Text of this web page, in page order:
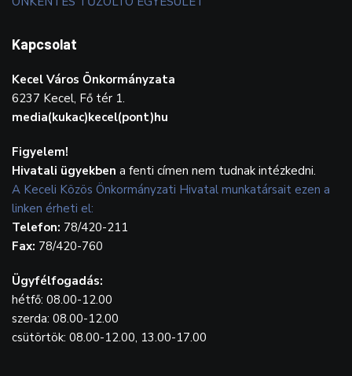
Kapcsolat
Kecel Város Önkormányzata
6237 Kecel, Fő tér 1.
media(kukac)kecel(pont)hu
Figyelem!
Hivatali ügyekben a fenti címen nem tudnak intézkedni.
A Keceli Közös Önkormányzati Hivatal munkatársait ezen a
linken érheti el:
Telefon: 78/420-211
Fax: 78/420-760
Ügyfélfogadás:
hétfő: 08.00-12.00
szerda: 08.00-12.00
csütörtök: 08.00-12.00, 13.00-17.00